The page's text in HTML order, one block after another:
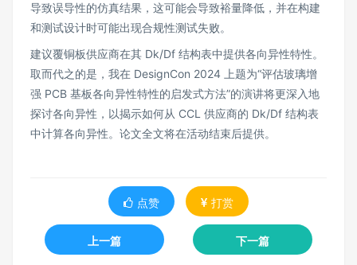
导致误导性的仿真结果，这可能会导致裕量降低，并在构建
和测试设计时可能出现合规性测试失败。
建议覆铜板供应商在其 Dk/Df 结构表中提供各向异性特性。
取而代之的是，我在 DesignCon 2024 上题为“评估玻璃增
强 PCB 基板各向异性特性的启发式方法”的演讲将更深入地
探讨各向异性，以揭示如何从 CCL 供应商的 Dk/Df 结构表
中计算各向异性。论文全文将在活动结束后提供。
点赞 打赏
上一篇 下一篇